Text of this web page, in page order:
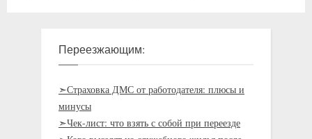
Переезжающим:
➣Страховка ДМС от работодателя: плюсы и
минусы
➣Чек-лист: что взять с собой при переезде